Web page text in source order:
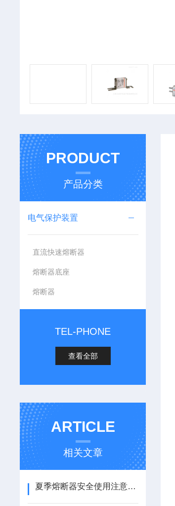
PRODUCT
产品分类
电气保护装置
直流快速熔断器
熔断器底座
熔断器
TEL-PHONE
查看全部
ARTICLE
相关文章
夏季熔断器安全使用注意事项